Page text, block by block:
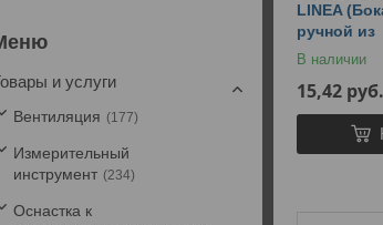
LINEA
ручной из
В наличии
15,42 руб.
и услуги
Вентиляция 177
Измерительный
инструмент
234
Оснастка к